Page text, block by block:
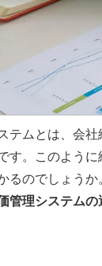
テムとは、会
す。このよう
るのでしょう
管理システム